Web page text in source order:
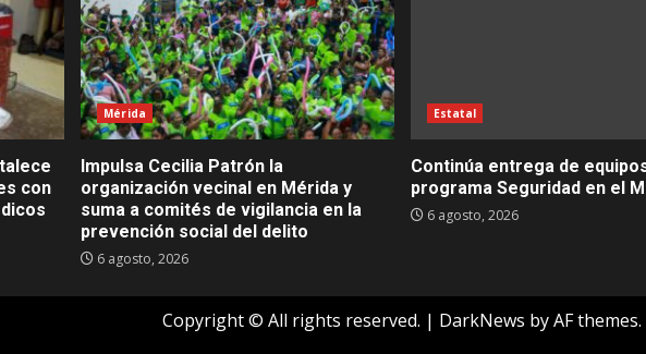
con
Mérida
Impulsa Cecilia Patrón la
organización vecinal en Mérida y
suma a comités de vigilancia en la
prevención social del delito
6 agosto, 2026
Estatal
Continúa entrega de
programa Seguridad en el
6 agosto, 2026
Copyright © All rights reserved. | DarkNews by AF themes.